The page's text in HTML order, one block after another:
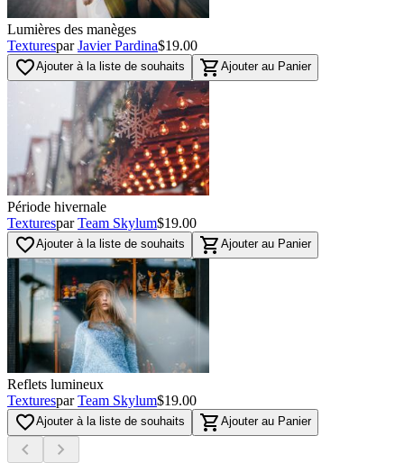
Lumières des manèges
Texturespar Javier Pardina$19.00
favorite_borderAjouter à la liste de souhaits shopping_cart Ajouter au Panier
Période hivernale
Texturespar Team Skylum$19.00
favorite_borderAjouter à la liste de souhaits shopping_cart Ajouter au Panier
Reflets lumineux
Texturespar Team Skylum$19.00
favorite_borderAjouter à la liste de souhaits shopping_cart Ajouter au Panier
chevron_left chevron_right